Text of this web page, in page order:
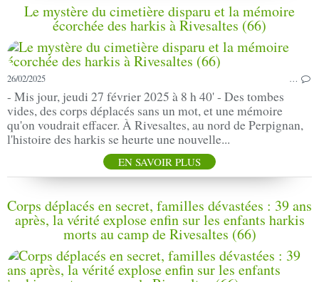
Le mystère du cimetière disparu et la mémoire
écorchée des harkis à Rivesaltes (66)
26/02/2025 …
- Mis jour, jeudi 27 février 2025 à 8 h 40' - Des tombes
vides, des corps déplacés sans un mot, et une mémoire
qu'on voudrait effacer. À Rivesaltes, au nord de Perpignan,
l'histoire des harkis se heurte une nouvelle...
EN SAVOIR PLUS
Corps déplacés en secret, familles dévastées : 39 ans
après, la vérité explose enfin sur les enfants harkis
morts au camp de Rivesaltes (66)